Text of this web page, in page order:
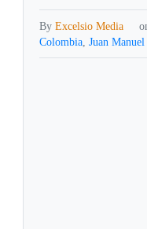
ByExcelsio Media
Colombia,Juan Manuel